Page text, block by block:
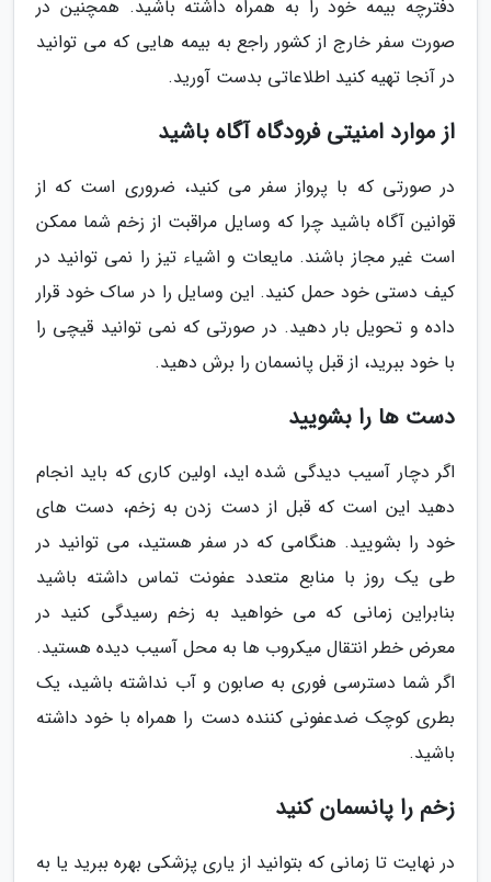
دفترچه بیمه خود را به همراه داشته باشید. همچنین در
صورت سفر خارج از کشور راجع به بیمه هایی که می توانید
در آنجا تهیه کنید اطلاعاتی بدست آورید.
از موارد امنیتی فرودگاه آگاه باشید
در صورتی که با پرواز سفر می کنید، ضروری است که از
قوانین آگاه باشید چرا که وسایل مراقبت از زخم شما ممکن
است غیر مجاز باشند. مایعات و اشیاء تیز را نمی توانید در
کیف دستی خود حمل کنید. این وسایل را در ساک خود قرار
داده و تحویل بار دهید. در صورتی که نمی توانید قیچی را
با خود ببرید، از قبل پانسمان را برش دهید.
دست ها را بشویید
اگر دچار آسیب دیدگی شده اید، اولین کاری که باید انجام
دهید این است که قبل از دست زدن به زخم، دست های
خود را بشویید. هنگامی که در سفر هستید، می توانید در
طی یک روز با منابع متعدد عفونت تماس داشته باشید
بنابراین زمانی که می خواهید به زخم رسیدگی کنید در
معرض خطر انتقال میکروب ها به محل آسیب دیده هستید.
اگر شما دسترسی فوری به صابون و آب نداشته باشید، یک
بطری کوچک ضدعفونی کننده دست را همراه با خود داشته
باشید.
زخم را پانسمان کنید
در نهایت تا زمانی که بتوانید از یاری پزشکی بهره ببرید یا به